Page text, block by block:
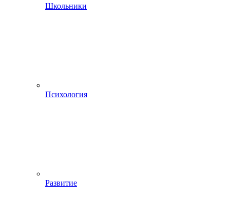
Школьники
Психология
Развитие